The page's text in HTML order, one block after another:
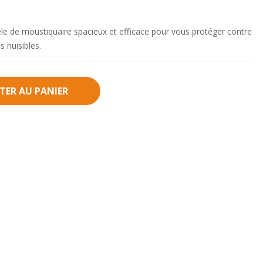
de moustiquaire spacieux et efficace pour vous protéger contre
nuisibles.
AU PANIER